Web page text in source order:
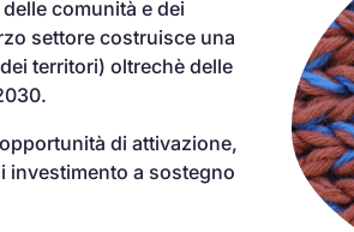
comunità e dei
settore costruisce una
territori) oltrechè delle
di attivazione,
investimento a sostegno